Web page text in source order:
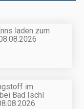
laden zum
im
Bad Ischl